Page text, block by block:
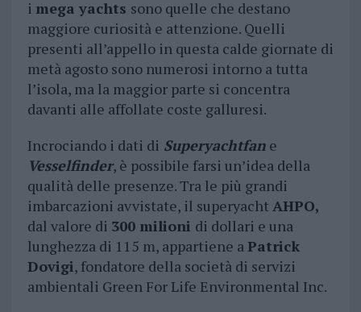
i mega yachts sono quelle che destano
maggiore curiosità e attenzione. Quelli
presenti all’appello in questa calde giornate di
metà agosto sono numerosi intorno a tutta
l’isola, ma la maggior parte si concentra
davanti alle affollate coste galluresi.
Incrociando i dati di Superyachtfane
Vesselfinder, è possibile farsi un’idea della
qualità delle presenze. Tra le più grandi
imbarcazioni avvistate, il superyacht AHPO,
dal valore di 300 milioni di dollari e una
lunghezza di 115 m, appartiene aPatrick
Dovigi, fondatore della società di servizi
ambientali Green For Life Environmental Inc.